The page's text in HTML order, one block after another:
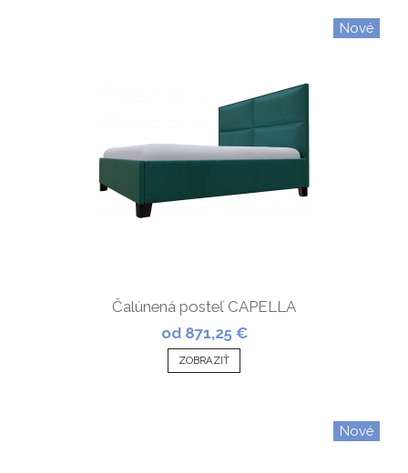
Nové
Čalúnená posteľ CAPELLA
od 871,25 €
ZOBRAZIŤ
Nové